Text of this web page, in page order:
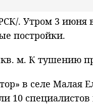
Утром 3 июня в
постройки.
м. К тушению
в селе Малая
10